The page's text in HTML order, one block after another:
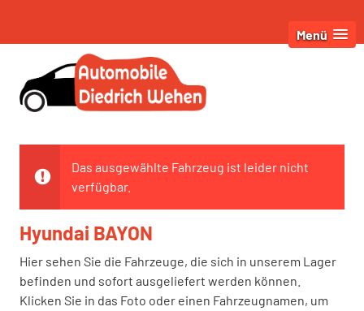
Menü
Das ausgewählte Fahrzeug ist leider nicht
verfügbar.
Hyundai BAYON
Hier sehen Sie die Fahrzeuge, die sich in unserem Lager
befinden und sofort ausgeliefert werden können.
Klicken Sie in das Foto oder einen Fahrzeugnamen, um